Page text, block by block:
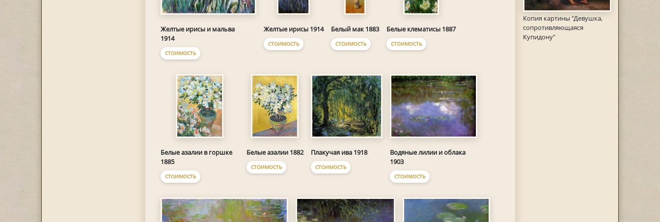
Копия картины "Девушка,
сопротивляющаяся
Купидону"
Желтые ирисы и мальва
1914
СТОИМОСТЬ
Желтые ирисы 1914
СТОИМОСТЬ
Белый мак 1883
СТОИМОСТЬ
Белые клематисы 1887
СТОИМОСТЬ
Белые азалии в горшке
1885
СТОИМОСТЬ
Белые азалии 1882
СТОИМОСТЬ
Плакучая ива 1918
СТОИМОСТЬ
Водяные лилии и облака
1903
СТОИМОСТЬ